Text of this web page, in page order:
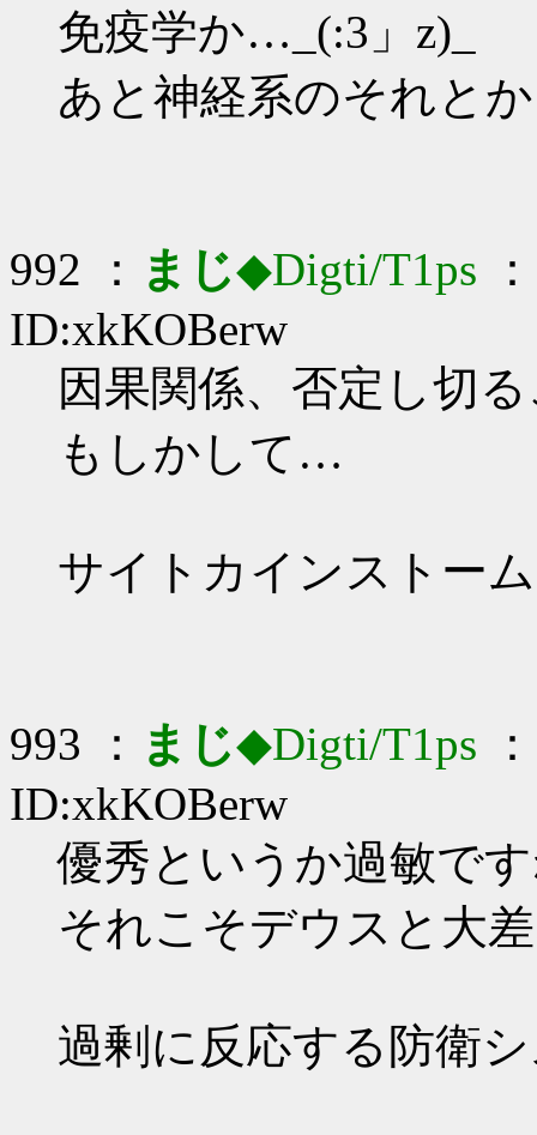
免疫学か…_(:3」z)_
あと神経系のそれとか
992 ： まじ◆Digti/T1ps
ID:xkKOBerw
因果関係、否定し切
もしかして…
サイトカインストー
993 ： まじ◆Digti/T1ps
ID:xkKOBerw
優秀というか過敏で
それこそデウスと大
過剰に反応する防衛